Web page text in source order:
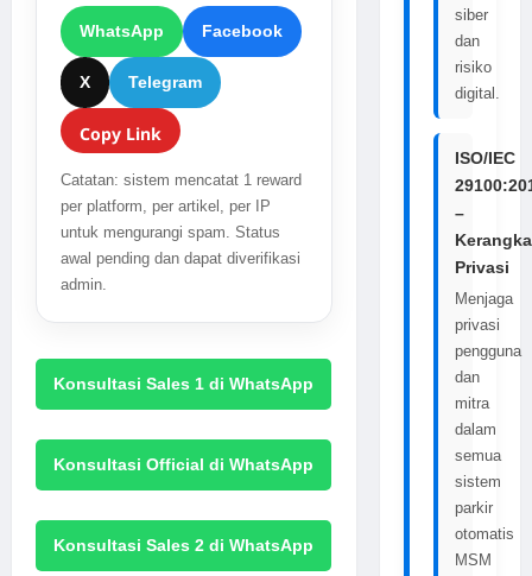
WhatsApp Facebook
X Telegram
Copy Link
Catatan: sistem mencatat 1 reward
per platform, per artikel, per IP
untuk mengurangi spam. Status
awal pending dan dapat diverifikasi
admin.
Konsultasi Sales 1 di WhatsApp
Konsultasi Official di WhatsApp
Konsultasi Sales 2 di WhatsApp
siber
dan
risiko
digital.
ISO/IEC
–
Kerangka
Privasi
Menjaga
privasi
pengguna
dan
mitra
dalam
semua
sistem
parkir
otomatis
MSM